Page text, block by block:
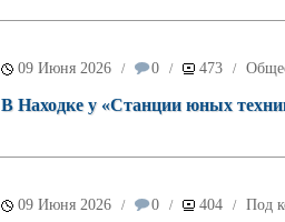
09 Июня 2026 / 0 / 473 /
В Находке у «Станции юных
09 Июня 2026 / 0 / 404 / Под